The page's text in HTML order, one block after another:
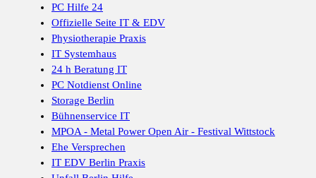
PC Hilfe 24
Offizielle Seite IT & EDV
Physiotherapie Praxis
IT Systemhaus
24 h Beratung IT
PC Notdienst Online
Storage Berlin
Bühnenservice IT
MPOA - Metal Power Open Air - Festival Wittstock
Ehe Versprechen
IT EDV Berlin Praxis